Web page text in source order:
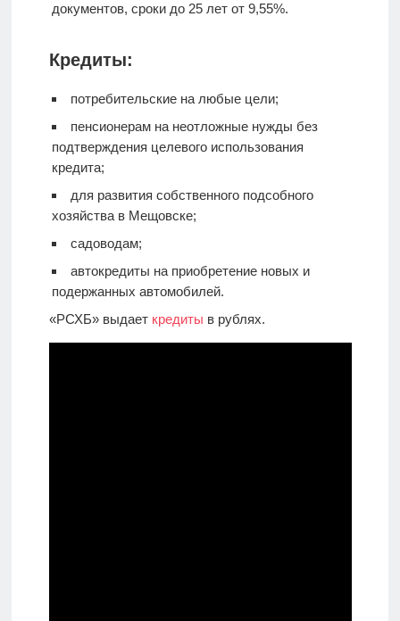
документов, сроки до 25 лет от 9,55%.
Кредиты:
потребительские на любые цели;
пенсионерам на неотложные нужды без
подтверждения целевого использования
кредита;
для развития собственного подсобного
хозяйства в Мещовске;
садоводам;
автокредиты на приобретение новых и
подержанных автомобилей.
«РСХБ» выдает кредиты в рублях.